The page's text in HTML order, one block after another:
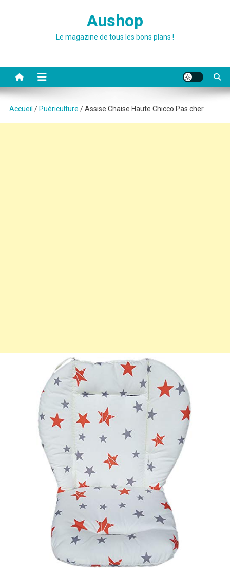
Aushop
Le magazine de tous les bons plans !
Accueil / Puériculture / Assise Chaise Haute Chicco Pas cher